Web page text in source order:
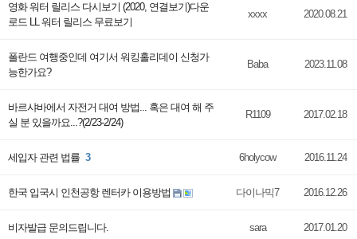
영화 워터 릴리스 다시보기 (2020, 연결보기)다운
로드 LL 워터 릴리스 무료보기
xxxx 2020.08.21
폴란드 여행중인데 여기서 워킹홀리데이 신청가
능한가요?
Baba 2023.11.08
바르샤바에서 자전거 대여 방법... 혹은 대여 해 주
실 분 있을까요...?(2/23-2/24)
R1109 2017.02.18
세입자 관련 법률 3 6holycow 2016.11.24
한국 입국시 인천공항 렌터카 이용방법 다이나믹7 2016.12.26
비자발급 문의드립니다. sara 2017.01.20